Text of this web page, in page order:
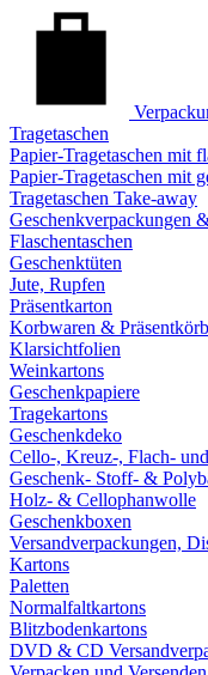
Tragetaschen
Papier-Tragetaschen mit
Papier-Tragetaschen mit
Tragetaschen Take-away
Geschenkverpackungen
Flaschentaschen
Geschenktüten
Jute, Rupfen
Präsentkarton
Korbwaren &
Klarsichtfolien
Weinkartons
Geschenkpapiere
Tragekartons
Geschenkdeko
Cello-, Kreuz-, Flach-
Geschenk- Stoff- &
Holz- & Cellophanwolle
Geschenkboxen
Versandverpackungen,
Kartons
Paletten
Normalfaltkartons
Blitzbodenkartons
DVD & CD